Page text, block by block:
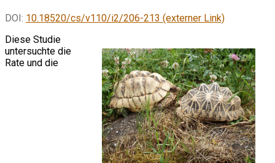
DOI: 10.18520/cs/v110/i2/206-213 (externer Link)
Diese Studie
untersuchte die
Rate und die